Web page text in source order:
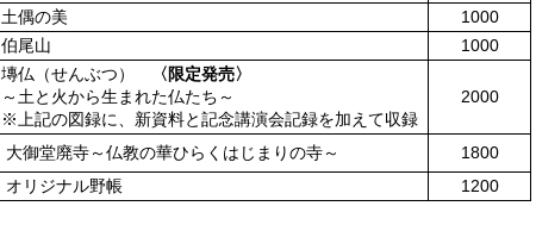
土偶の美
1000
伯尾山
1000
塼仏（せんぶつ）
〈限定発売〉
～土と火から生まれた仏たち～
※上記の図録に、新資料と記念講演会記録を加えて収録
2000
大御堂廃寺～仏教の華ひらくはじまりの寺～
1800
オリジナル野帳
1200